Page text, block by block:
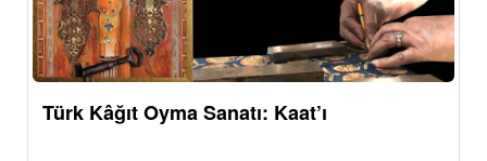
Türk Kâğıt Oyma Sanatı: Kaat’ı